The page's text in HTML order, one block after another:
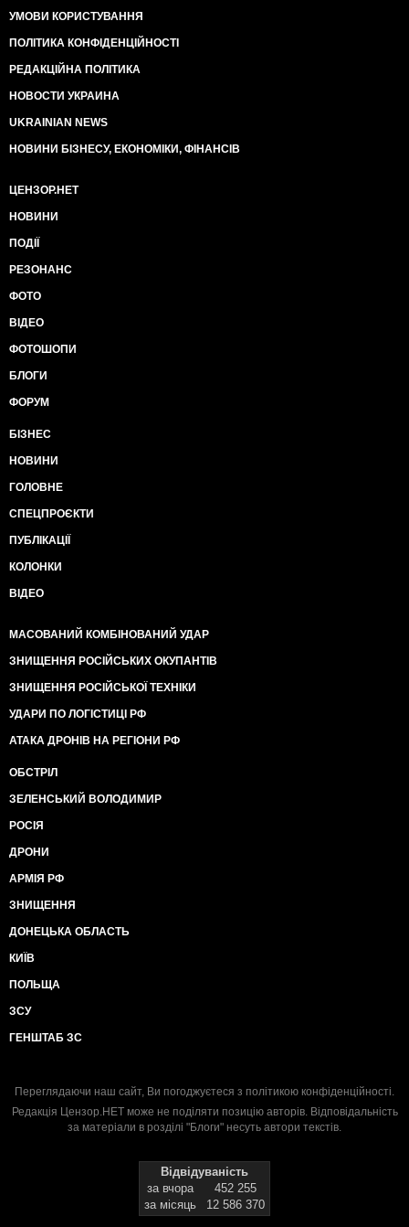
УМОВИ КОРИСТУВАННЯ
ПОЛІТИКА КОНФІДЕНЦІЙНОСТІ
РЕДАКЦІЙНА ПОЛІТИКА
НОВОСТИ УКРАИНА
UKRAINIAN NEWS
НОВИНИ БІЗНЕСУ, ЕКОНОМІКИ, ФІНАНСІВ
ЦЕНЗОР.НЕТ
НОВИНИ
ПОДІЇ
РЕЗОНАНС
ФОТО
ВІДЕО
ФОТОШОПИ
БЛОГИ
ФОРУМ
БІЗНЕС
НОВИНИ
ГОЛОВНЕ
СПЕЦПРОЄКТИ
ПУБЛІКАЦІЇ
КОЛОНКИ
ВІДЕО
МАСОВАНИЙ КОМБІНОВАНИЙ УДАР
ЗНИЩЕННЯ РОСІЙСЬКИХ ОКУПАНТІВ
ЗНИЩЕННЯ РОСІЙСЬКОЇ ТЕХНІКИ
УДАРИ ПО ЛОГІСТИЦІ РФ
АТАКА ДРОНІВ НА РЕГІОНИ РФ
ОБСТРІЛ
ЗЕЛЕНСЬКИЙ ВОЛОДИМИР
РОСІЯ
ДРОНИ
АРМІЯ РФ
ЗНИЩЕННЯ
ДОНЕЦЬКА ОБЛАСТЬ
КИЇВ
ПОЛЬЩА
ЗСУ
ГЕНШТАБ ЗС
Переглядаючи наш сайт, Ви погоджуєтеся з політикою конфіденційності.
Редакція Цензор.НЕТ може не поділяти позицію авторів. Відповідальність
за матеріали в розділі "Блоги" несуть автори текстів.
Відвідуваність
за вчора
452 255
за місяць
12 586 370